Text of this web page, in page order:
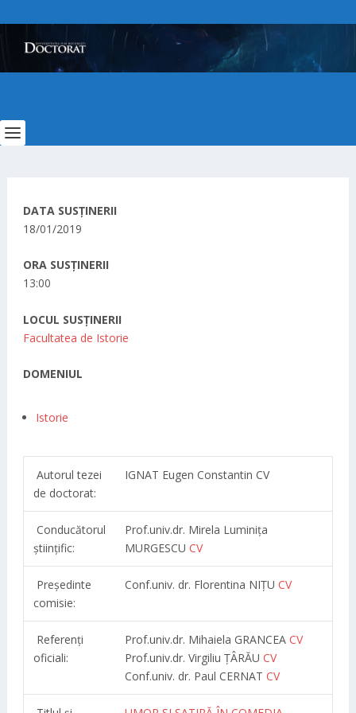
DATA SUSȚINERII
18/01/2019
ORA SUSȚINERII
13:00
LOCUL SUSȚINERII
Facultatea de Istorie
DOMENIUL
Istorie
Autorul tezei
de doctorat:
IGNAT Eugen Constantin CV
Conducătorul
științific:
Prof.univ.dr. Mirela Luminița
MURGESCU CV
Președinte
comisie:
Conf.univ. dr. Florentina NIȚU CV
Referenți
oficiali:
Prof.univ.dr. Mihaiela GRANCEA CV
Prof.univ.dr. Virgiliu ȚÂRĂU CV
Conf.univ. dr. Paul CERNAT CV